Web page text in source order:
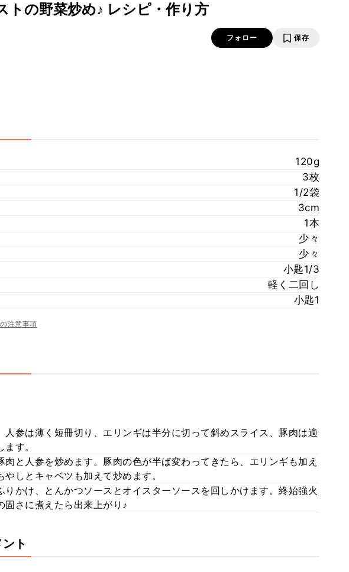
トの野菜炒め♪ レシピ・作り方
フォロー 保存
120g
3枚
1/2袋
3cm
1本
少々
少々
小匙1/3
軽く二回し
小匙1
注意事項
人参は薄く短冊切り、エリンギは半分に切って斜めスライス、豚肉は適
す。
肉と人参を炒めます。豚肉の色が半ば変わってきたら、エリンギも加え
しとキャベツも加えて炒めます。
りかけ、とんかつソースとオイスターソースを回しかけます。終始強火
固さに煮えたら出来上がり♪
ト